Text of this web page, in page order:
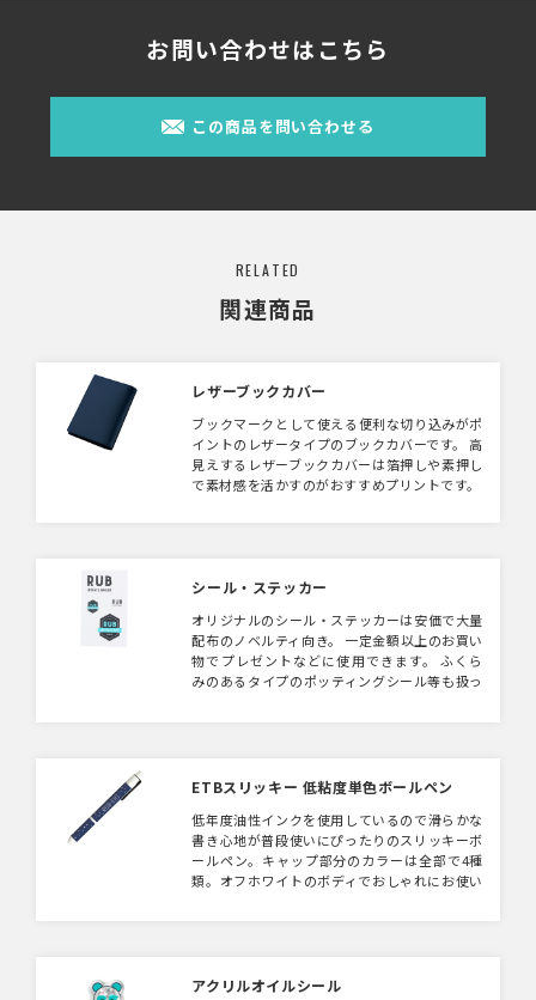
お問い合わせはこちら
この商品を問い合わせる
RELATED
関連商品
レザーブックカバー
ブックマークとして使える便利な切り込みがポ
イントのレザータイプのブックカバーです。 高
見えするレザーブックカバーは箔押しや素押し
で素材感を活かすのがおすすめプリントです。
シール・ステッカー
オリジナルのシール・ステッカーは安価で大量
配布のノベルティ向き。 一定金額以上のお買い
物でプレゼントなどに使用できます。 ふくら
みのあるタイプのポッティングシール等も扱っ
ETBスリッキー 低粘度単色ボールペン
低年度油性インクを使用しているので滑らかな
書き心地が普段使いにぴったりのスリッキーボ
ールペン。キャップ部分のカラーは全部で4種
類。オフホワイトのボディでおしゃれにお使い
アクリルオイルシール